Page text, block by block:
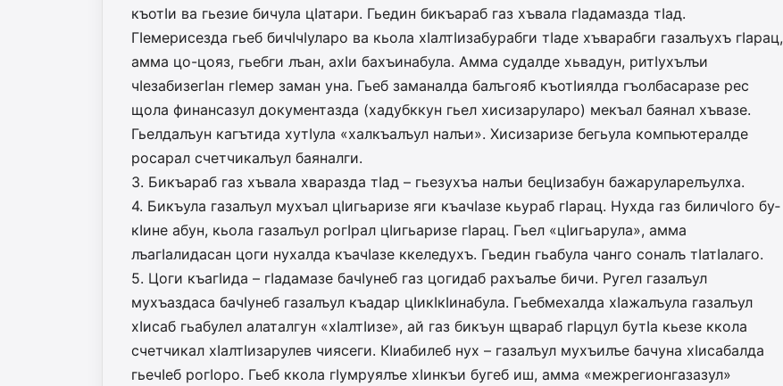
къотIи ва гьезие бичула цIатари. Гьедин бикъараб газ хъвала гIадамазда тIад.
ГIемерисезда гьеб бичIчIуларо ва кьола хIалтIизабурабги тIаде хъварабги газалъухъ гIарац,
амма цо-цояз, гьебги лъан, ахIи бахъинабула. Амма судалде хьвадун, ритIухълъи
чIезабизегIан гIемер заман уна. Гьеб заманалда балъгояб къотIиялда гъол­басаразе рес
щола финансазул до­кументазда (хадубккун гьел хиси­заруларо) мекъал баянал хъвазе.
Гьел­далъун кагътида хутIула «хал­къа­лъул налъи». Хисизаризе бегьула компьютералде
росарал счетчика­лъу­л баяналги.
3. Бикъараб газ хъвала хваразда тIад – гьезухъа налъи бецIизабун бажаруларелъулха.
4. Бикъула газалъул мухъа­л цIигьаризе яги къачIазе кьураб гIарац. Нухда газ биличIого бу­
кIине абун, кьола газалъул рогIрал цIи­гьаризе гIарац. Гьел «цIигьарула», амма
лъагIалидасан цоги нухалда къа­чIазе ккеледухъ. Гьедин гьабула чанго соналъ тIатIалаго.
5. Цоги къагIида – гIадамазе бачIунеб газ цогидаб рахъалъе бичи. Ругел газалъул
мухъаздаса бачIунеб газалъул къадар цIикIкIинабула. Гьебмехалда хIажалъула газалъу­л
хIисаб гьабулел алаталгун «хIал­тIизе», ай газ бикъун щвараб гIар­цул бутIа кьезе ккола
счетчикал хIал­тIизарулев чиясеги. КIиабилеб нух – газалъул мухъилъе бачуна хIи­сабалда
гьечIеб рогIоро. Гьеб ккола гIумруялъе хIинкъи бугеб иш, амма «межрегионгазазул»